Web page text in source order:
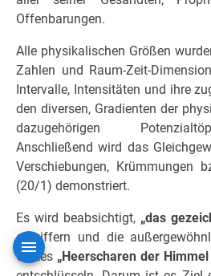
Offenbarungen.
Alle physikalischen Größen
Zahlen und Raum-Zeit-
Intervalle, Intensitäten und ihre
den diversen, Gradienten der
dazugehörigen
Anschließend wird das
Verschiebungen, Krümmungen
(20/1) demonstriert.
Es wird be­absichtigt, „das
entziffern und die
Gottes „Heerscharen der